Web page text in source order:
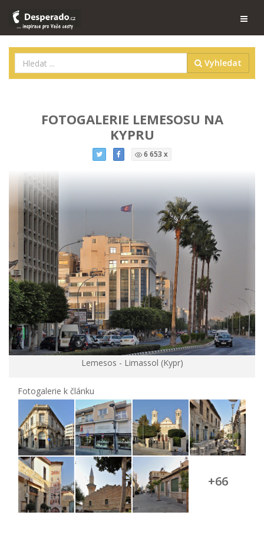
Vyhledat
FOTOGALERIE LEMESOSU NA
KYPRU
6 653 x
Lemesos - Limassol (Kypr)
Fotogalerie k článku
+66